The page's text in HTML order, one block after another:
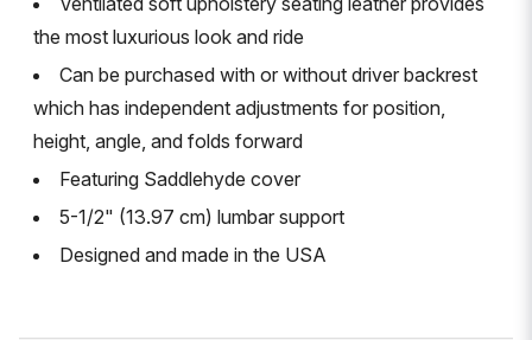
the most luxurious look and ride
Can be purchased with or without driver backrest
which has independent adjustments for position,
height, angle, and folds forward
Featuring Saddlehyde cover
5-1/2" (13.97 cm) lumbar support
Designed and made in the USA